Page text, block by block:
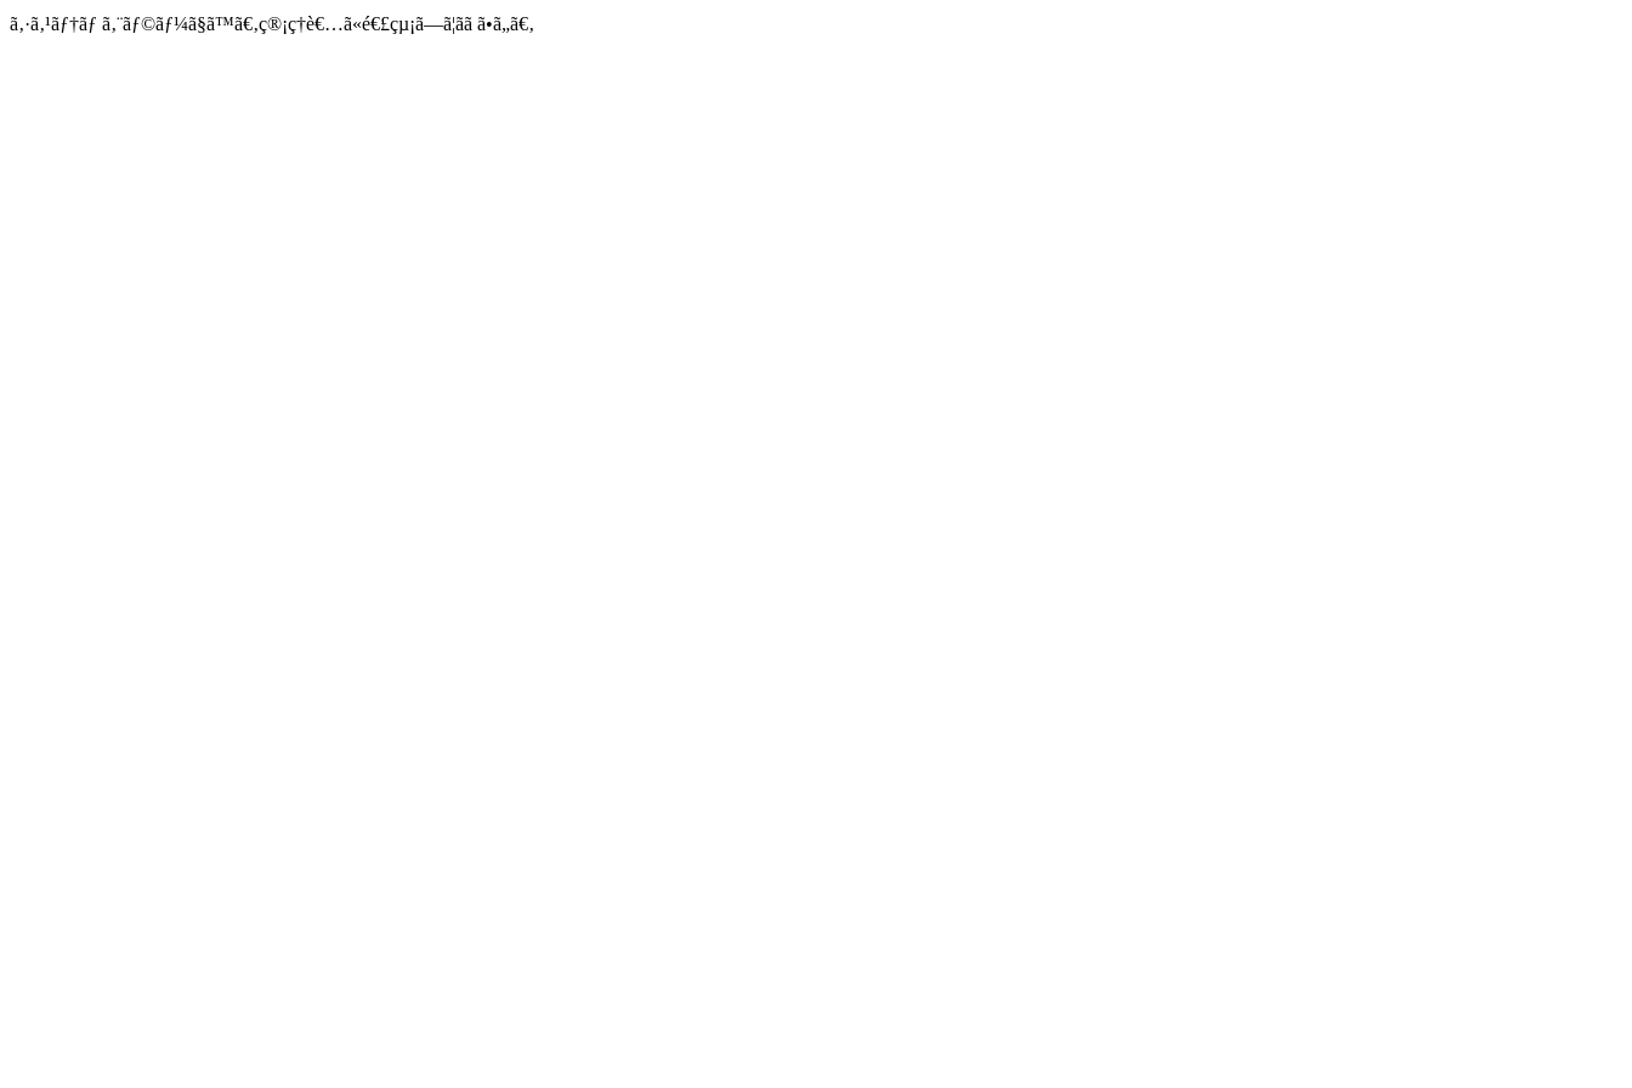
ã‚·ã‚¹ãƒ†ãƒ ã‚¨ãƒ©ãƒ¼ã§ã™ã€‚ç®¡ç†è€…ã«é€£çµ¡ã—ã¦ãã ã•ã„ã€‚